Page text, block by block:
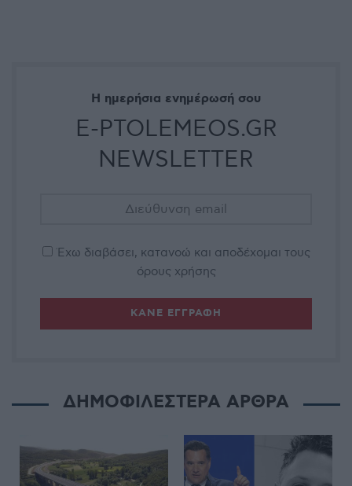
Η ημερήσια ενημέρωσή σου
E-PTOLEMEOS.GR
NEWSLETTER
Έχω διαβάσει, κατανοώ και αποδέχομαι τους
όρους χρήσης
ΔΗΜΟΦΙΛΕΣΤΕΡΑ ΑΡΘΡΑ